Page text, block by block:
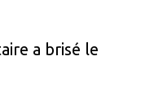
a brisé le